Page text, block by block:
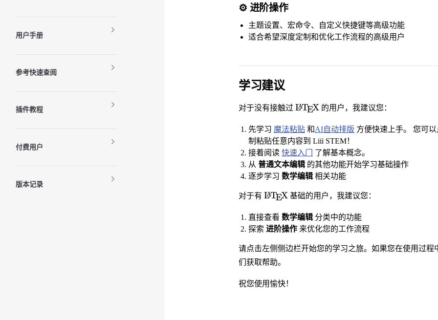
用户手册
参考快速查阅
插件教程
付费用户
版本记录
⚙️ 进阶操作
主题设置、宏命令、自定义快捷键等高级功能
适合希望深度定制和优化工作流程的高级用户
学习建议
对于没有接触过 \LaTeX
LATEX 的用户，我建议您：
先学习 魔法粘贴 和AI自动排版 方便快速上手。 您可
制粘贴任意内容到 Liii STEM！
接着阅读 快速入门
了解基本概念。
从 普通文本编辑 的其他功能开始学习基础操作
逐步学习 数学编辑 相关功能
对于有 \LaTeX
LATEX 基础的用户，我建议您：
直接查看 数学编辑 分类中的功能
探索 进阶操作 来优化您的工作流程
请点击左侧侧边栏开始您的学习之旅。如果您在使用过
们获取帮助。
祝您使用愉快！